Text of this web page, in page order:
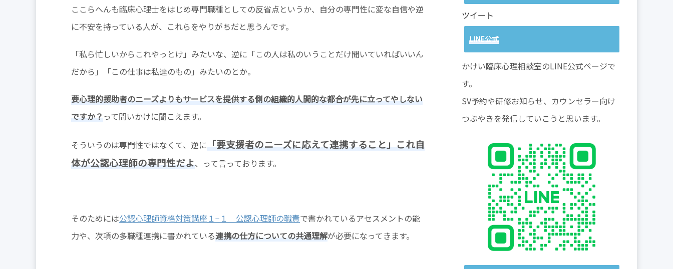
ここらへんも臨床心理士をはじめ専門職種としての反省点というか、自分の専門性に変な自信や逆
に不安を持っている人が、これらをやりがちだと思うんです。
「私ら忙しいからこれやっとけ」みたいな、逆に「この人は私のいうことだけ聞いていればいいん
だから」「この仕事は私達のもの」みたいのとか。
要心理的援助者のニーズよりもサービスを提供する側の組織的人間的な都合が先に立ってやしない
ですか？ って問いかけに聞こえます。
そういうのは専門性ではなくて、逆に 「要支援者のニーズに応えて連携すること」これ自
体が公認心理師の専門性だよ、って言っております。
そのためには公認心理師資格対策講座１−１ 公認心理師の職責で書かれているアセスメントの能
力や、次項の多職種連携に書かれている連携の仕方についての共通理解が必要になってきます。
ツイート
LINE公式
かけい臨床心理相談室のLINE公式ページで
す。
SV予約や研修お知らせ、カウンセラー向け
つぶやきを発信していこうと思います。